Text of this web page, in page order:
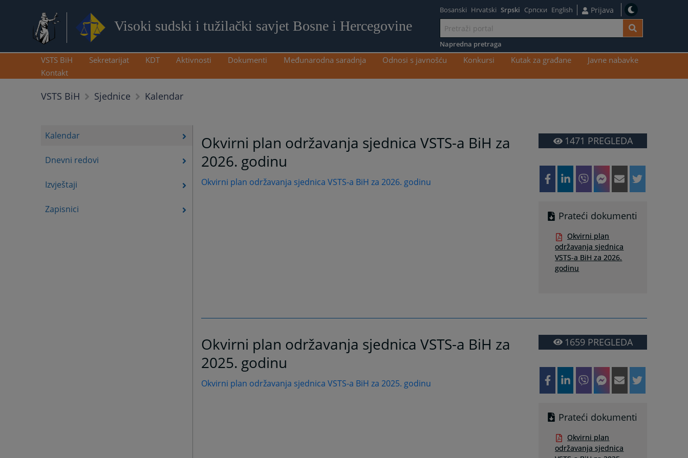
Visoki sudski i tužilački savjet Bosne i Hercegovine
sadržaj
Bosanski Hrvatski Srpski Српски English Prijava
Napredna pretraga
VSTS BiH Sekretarijat KDT Aktivnosti Dokumenti Međunarodna saradnja Odnosi s javnošću Konkursi Kutak za građane
Javne nabavke
Kontakt
VSTS BiH Sjednice Kalendar
Kalendar
Dnevni redovi
Izvještaji
Zapisnici
Okvirni plan održavanja sjednica VSTS-a BiH za
2026. godinu
Okvirni plan održavanja sjednica VSTS-a BiH za 2026. godinu
1471 PREGLEDA
Prateći dokumenti
Okvirni plan
održavanja sjednica
VSTS-a BiH za 2026.
godinu
Okvirni plan održavanja sjednica VSTS-a BiH za
2025. godinu
Okvirni plan održavanja sjednica VSTS-a BiH za 2025. godinu
1659PREGLEDA
Prateći dokumenti
Okvirni plan
održavanja sjednica